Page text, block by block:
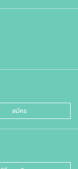
สมัคร